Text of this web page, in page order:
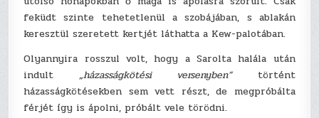
feküdt szinte tehetetlenül a szobájában, s ablakán
keresztül szeretett kertjét láthatta a Kew-palotában.
Olyannyira rosszul volt, hogy a Sarolta halála után
indult „házasságkötési versenyben”történt
házasságkötésekben sem vett részt, de megpróbálta
férjét így is ápolni, próbált vele törödni.